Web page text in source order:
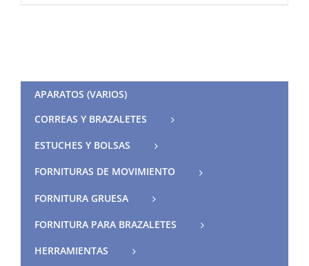
APARATOS (VARIOS)
CORREAS Y BRAZALETES
ESTUCHES Y BOLSAS
FORNITURAS DE MOVIMIENTO
FORNITURA GRUESA
FORNITURA PARA BRAZALETES
HERRAMIENTAS